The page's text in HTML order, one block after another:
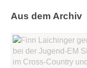
Aus dem Archiv